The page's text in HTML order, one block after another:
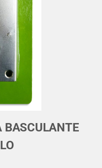
BASCULANTE